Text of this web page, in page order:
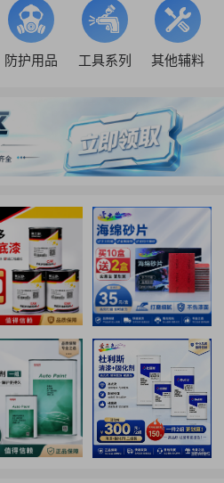
防护用品 工具系列 其他辅料